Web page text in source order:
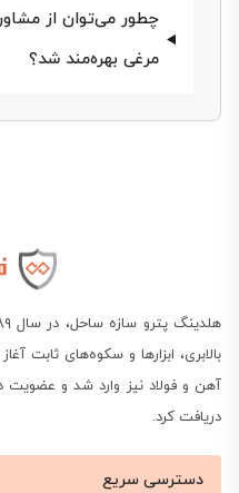
توری مرغی تاثیرگذار
خدمات شرکت‌های بازرگانی
این امکان را برای شما
مشخصات و ویژگی‌های تور
سفارش و خریداری کنید.
فراورده فولادی خواهیم
چطور می‌توان از
مرغی بهره‌مند شد؟
بالابری، ابزارها و سکوه‌های ثابت
آهن و فولاد نیز وارد شد و عضویت
دریافت کرد.
دسترسی سریع